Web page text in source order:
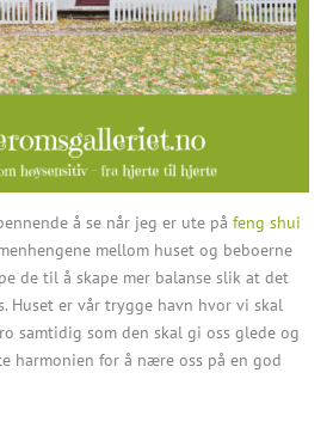
å se når jeg er ute på feng shui
mellom huset og beboerne
de til å skape mer balanse slik at det
Huset er vår trygge havn hvor vi skal
samtidig som den skal gi oss glede og
harmonien for å nære oss på en god